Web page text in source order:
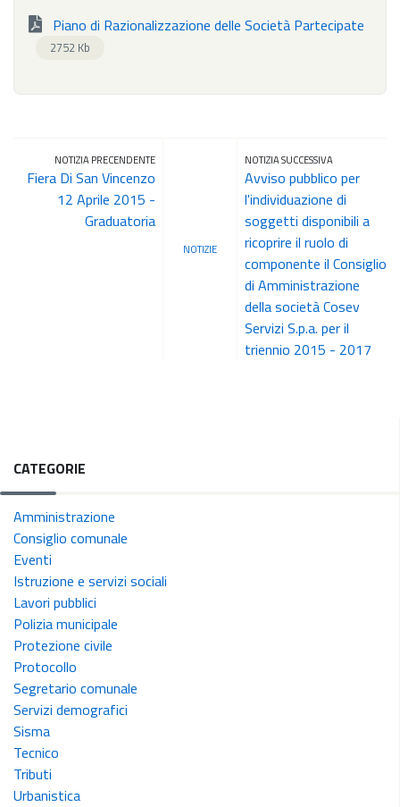
Piano di Razionalizzazione delle Società Partecipate
2752 Kb
NOTIZIA PRECENDENTE
Fiera Di San Vincenzo
12 Aprile 2015 -
Graduatoria
NOTIZIE
NOTIZIA SUCCESSIVA
Avviso pubblico per
l'individuazione di
soggetti disponibili a
ricoprire il ruolo di
componente il Consiglio
di Amministrazione
della società Cosev
Servizi S.p.a. per il
triennio 2015 - 2017
CATEGORIE
Amministrazione
Consiglio comunale
Eventi
Istruzione e servizi sociali
Lavori pubblici
Polizia municipale
Protezione civile
Protocollo
Segretario comunale
Servizi demografici
Sisma
Tecnico
Tributi
Urbanistica